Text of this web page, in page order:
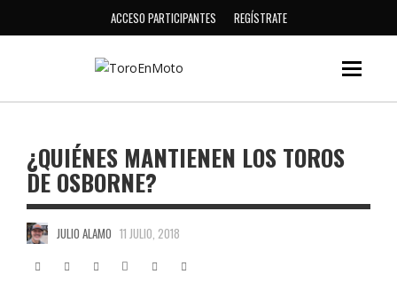
ACCESO PARTICIPANTES REGÍSTRATE
¿QUIÉNES MANTIENEN LOS TOROS
DE OSBORNE?
JULIO ALAMO 11 JULIO, 2018